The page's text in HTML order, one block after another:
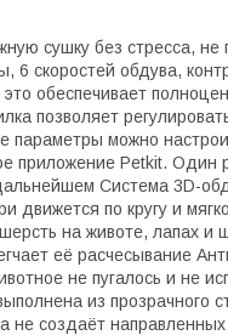
сушку без стресса, не
6 скоростей обдува,
обеспечивает
позволяет
параметры можно
приложение Petkit. Один
Система 3D-
движется по кругу и
на животе, лапах
её расчесывание
не пугалось и не
из прозрачного
не создаёт направленных